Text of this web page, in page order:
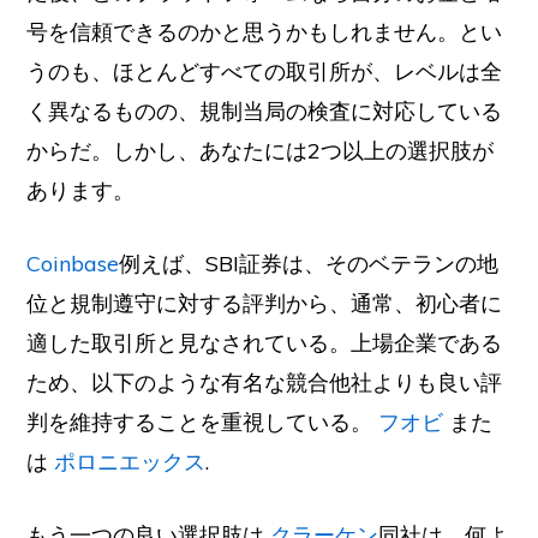
号を信頼できるのかと思うかもしれません。とい
うのも、ほとんどすべての取引所が、レベルは全
く異なるものの、規制当局の検査に対応している
からだ。しかし、あなたには2つ以上の選択肢が
あります。
Coinbase例えば、SBI証券は、そのベテランの地
位と規制遵守に対する評判から、通常、初心者に
適した取引所と見なされている。上場企業である
ため、以下のような有名な競合他社よりも良い評
判を維持することを重視している。 フオビ また
はポロニエックス.